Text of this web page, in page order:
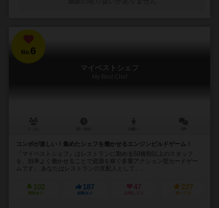
No.6
マイベストシェフ
My Best Chef
コンボが楽しい！集めたシェフを働かせるエンジンビルドゲーム！
『マイベストシェフ』はレストランに勤める50種類以上のスタッフ
を、効率よく働かせることで資源を稼ぐ多重アクション型カードゲー
ムです。 あなたはレストランの支配人として、...
102
興味あり
187
経験あり
47
お気に入り
227
持ってる